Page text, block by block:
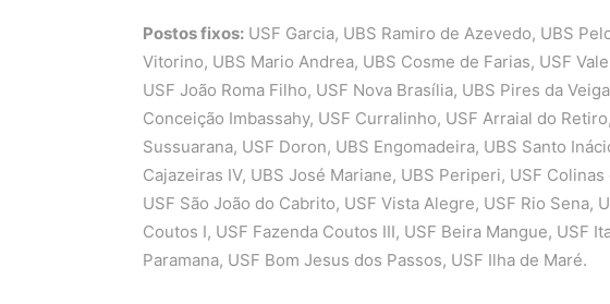
Postos fixos:USF Garcia, UBS Ramiro de Azevedo, UBS
Vitorino, UBS Mario Andrea, UBS Cosme de Farias, USF
USF João Roma Filho, USF Nova Brasília, UBS Pires da
Conceição Imbassahy, USF Curralinho, USF Arraial do
Sussuarana, USF Doron, UBS Engomadeira, UBS Santo
Cajazeiras IV, UBS José Mariane, UBS Periperi, USF
USF São João do Cabrito, USF Vista Alegre, USF Rio Sena,
Coutos I, USF Fazenda Coutos III, USF Beira Mangue, USF
Paramana, USF Bom Jesus dos Passos, USF Ilha de Maré.